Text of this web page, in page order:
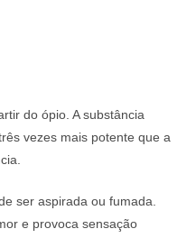
do ópio. A substância
vezes mais potente que a
ser aspirada ou fumada.
e provoca sensação